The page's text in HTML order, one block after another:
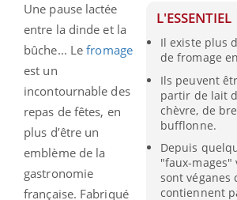
L'ESSENTIEL
Il existe plus
de fromage
Ils peuvent
partir de lait
chèvre, de
bufflonne.
Depuis
"faux-
sont véganes
contiennent
Une pause lactée
entre la dinde et la
bûche... Lefromage
est un
incontournable des
repas de fêtes, en
plus d’être un
emblème de la
gastronomie
française. Fabriqué